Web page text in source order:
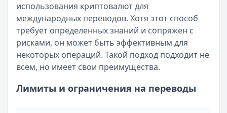
использования криптовалют для
международных переводов. Хотя этот способ
требует определенных знаний и сопряжен с
рисками, он может быть эффективным для
некоторых операций. Такой подход подходит не
всем, но имеет свои преимущества.
Лимиты и ограничения на переводы